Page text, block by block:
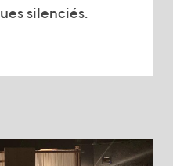
silenciés.